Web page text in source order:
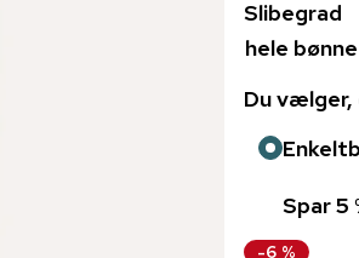
Slibegrad
hele bønne
Du
Spar 5
-6 %